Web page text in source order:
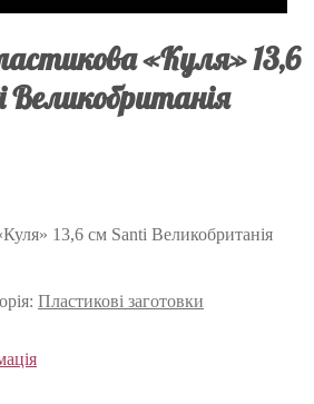
«Куля» 13,6
Великобританія
13,6 см Santi Великобританія
Пластикові заготовки